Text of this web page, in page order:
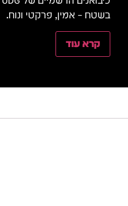
בשטח – אמין, פרקטי ונוח.
קרא עוד